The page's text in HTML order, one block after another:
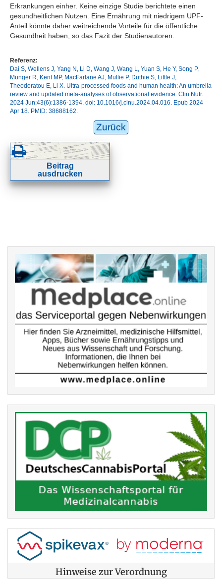
Erkrankungen einher. Keine einzige Studie berichtete einen
gesundheitlichen Nutzen. Eine Ernährung mit niedrigem UPF-
Anteil könnte daher weitreichende Vorteile für die öffentliche
Gesundheit haben, so das Fazit der Studienautoren.
Referenz:
Dai S, Wellens J, Yang N, Li D, Wang J, Wang L, Yuan S, He Y, Song P,
Munger R, Kent MP, MacFarlane AJ, Mullie P, Duthie S, Little J,
Theodoratou E, Li X. Ultra-processed foods and human health: An umbrella
review and updated meta-analyses of observational evidence. Clin Nutr.
2024 Jun;43(6):1386-1394. doi: 10.1016/j.clnu.2024.04.016. Epub 2024
Apr 18. PMID: 38688162.
Zurück
Beitrag
ausdrucken
Hinweise zur Verordnung